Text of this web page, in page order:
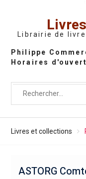
Librairie de
Livres et collections
ASTORG